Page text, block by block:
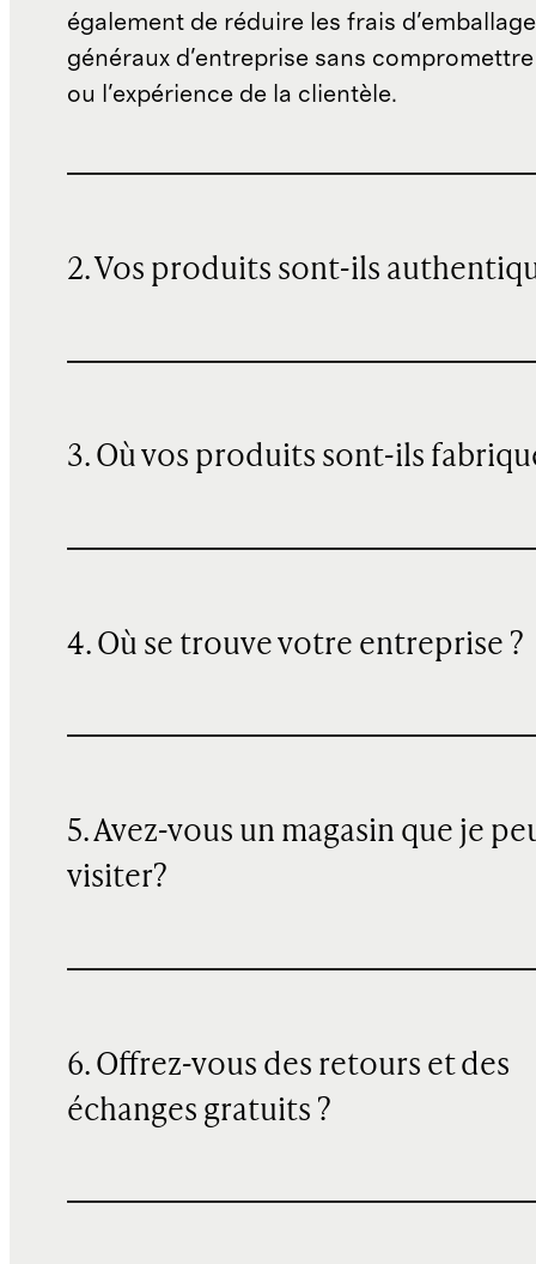
également de réduire les frais
généraux d'entreprise sans
ou l'expérience de la clientèle.
2. Vos produits sont-ils
3. Où vos produits sont-ils
4. Où se trouve votre entreprise ?
5. Avez-vous un magasin que je
visiter?
6. Offrez-vous des retours et des
échanges gratuits ?